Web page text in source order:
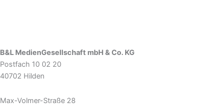
B&L MedienGesellschaft mbH & Co. KG
Postfach 10 02 20
40702 Hilden
Max-Volmer-Straße 28